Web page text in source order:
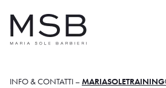
INFO & CONTATTI –